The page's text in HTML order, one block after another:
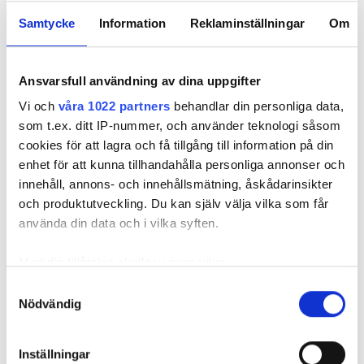
Samtycke Information Reklaminställningar Om
Ansvarsfull användning av dina uppgifter
Vi och våra 1022 partners behandlar din personliga data,
som t.ex. ditt IP-nummer, och använder teknologi såsom
cookies för att lagra och få tillgång till information på din
enhet för att kunna tillhandahålla personliga annonser och
innehåll, annons- och innehållsmätning, åskådarinsikter
och produktutveckling. Du kan själv välja vilka som får
använda din data och i vilka syften.
som kan ha en noggrannhet på upp till flera meter
Nödvändig
Inställningar
PUBLICERAD 24 DEC 2025, 07:00 | UPPDATERAD22 DEC 2025
BILD 1 AV 1Märkligt fynd i dosan på badrumsväggen. Bild: